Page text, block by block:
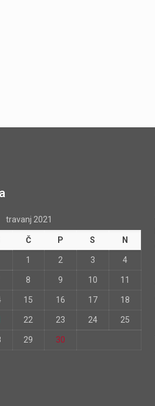
travanj 2021
Č P S N
1 2 3 4
8 9 10 11
15 16 17 18
22 23 24 25
29 30